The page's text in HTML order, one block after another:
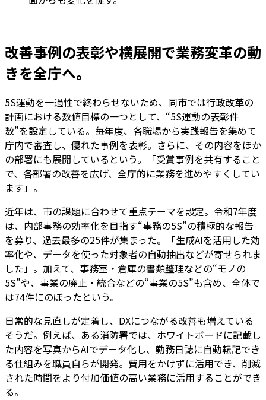
改善事例の表彰や横展開で業務変革の動
きを全庁へ。
5S運動を一過性で終わらせないため、同市では行政改革の
計画における数値目標の一つとして、“5S運動の表彰件
数”を設定している。毎年度、各職場から実践報告を集めて
庁内で審査し、優れた事例を表彰。さらに、その内容をほか
の部署にも展開しているという。「受賞事例を共有すること
で、各部署の改善を広げ、全庁的に業務を進めやすくしてい
ます」。
近年は、市の課題に合わせて重点テーマを設定。令和7年度
は、内部事務の効率化を目指す“事務の5S”の積極的な報告
を募り、過去最多の25件が集まった。「生成AIを活用した効
率化や、データを使った対象者の自動抽出などが寄せられま
した」。加えて、事務室・倉庫の書類整理などの“モノの
5S”や、事業の廃止・統合などの“事業の5S”も含め、全体で
は74件にのぼったという。
日常的な見直しが定着し、DXにつながる改善も増えている
そうだ。例えば、ある消防署では、ホワイトボードに記載し
た内容を写真からAIでデータ化し、勤務日誌に自動転記でき
る仕組みを職員自らが開発。費用をかけずに活用でき、削減
された時間をより付加価値の高い業務に活用することができ
る。